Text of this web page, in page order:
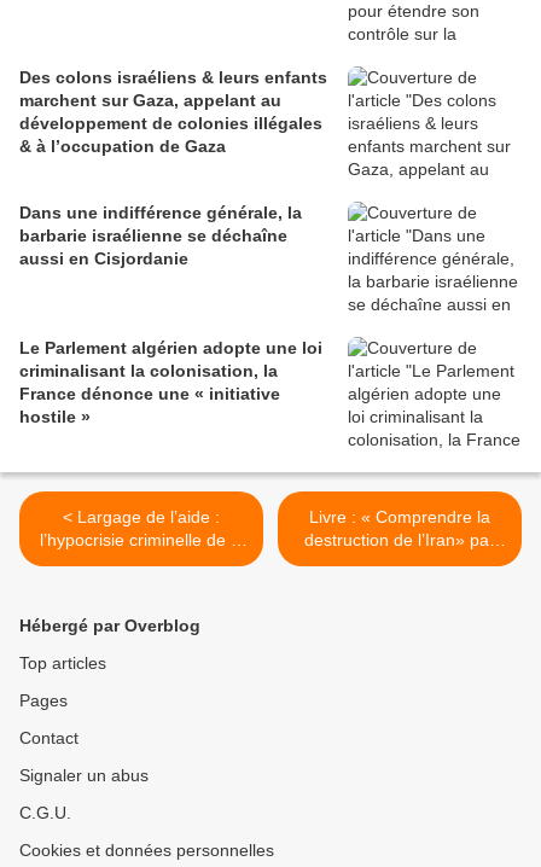
Des colons israéliens & leurs enfants
marchent sur Gaza, appelant au
développement de colonies illégales
& à l’occupation de Gaza
Dans une indifférence générale, la
barbarie israélienne se déchaîne
aussi en Cisjordanie
Le Parlement algérien adopte une loi
criminalisant la colonisation, la
France dénonce une « initiative
hostile »
< Largage de l’aide :
l’hypocrisie criminelle de la
France et autres
Livre : « Comprendre la
destruction de l’Iran» par
Jean-Michel Vernochet >
Hébergé par Overblog
Top articles
Pages
Contact
Signaler un abus
C.G.U.
Cookies et données personnelles